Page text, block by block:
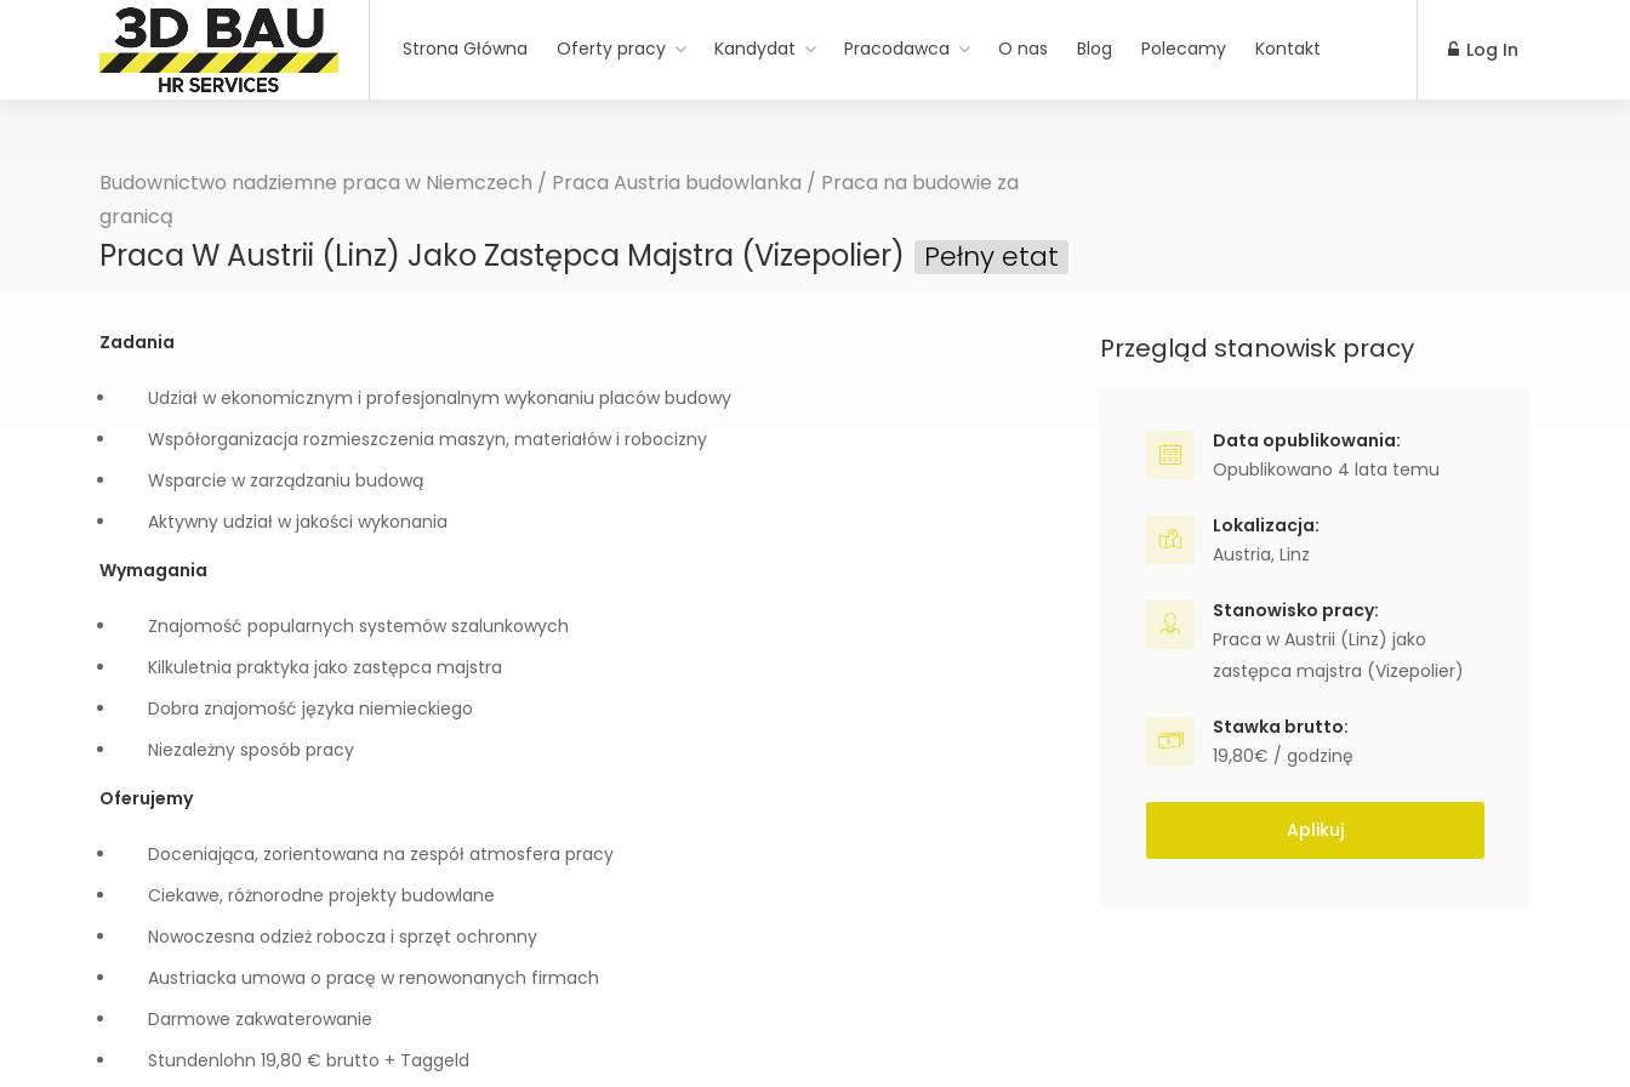
Strona Główna Oferty pracy Kandydat Pracodawca O nas Blog Polecamy Kontakt Log In
Budownictwo nadziemne praca w Niemczech / Praca Austria budowlanka / Praca na budowie za
granicą
Praca W Austrii (Linz) Jako Zastępca Majstra (Vizepolier) Pełny etat
Zadania
Udział w ekonomicznym i profesjonalnym wykonaniu placów budowy
Współorganizacja rozmieszczenia maszyn, materiałów i robocizny
Wsparcie w zarządzaniu budową
Aktywny udział w jakości wykonania
Wymagania
Znajomość popularnych systemów szalunkowych
Kilkuletnia praktyka jako zastępca majstra
Dobra znajomość języka niemieckiego
Niezależny sposób pracy
Oferujemy
Doceniająca, zorientowana na zespół atmosfera pracy
Ciekawe, różnorodne projekty budowlane
Nowoczesna odzież robocza i sprzęt ochronny
Austriacka umowa o pracę w renowonanych firmach
Darmowe zakwaterowanie
Stundenlohn 19,80 € brutto + Taggeld
Przegląd stanowisk pracy
Data opublikowania:
Opublikowano 4 lata temu
Lokalizacja:
Austria, Linz
Stanowisko pracy:
Praca w Austrii (Linz) jako
zastępca majstra (Vizepolier)
Stawka brutto:
19,80€ / godzinę
Aplikuj